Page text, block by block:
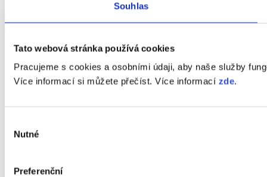
Souhlas
Tato webová stránka používá cookies
Pracujeme s cookies a osobními údaji, aby naše služby
Více informací si můžete přečíst. Více informací zde.
souhlasu
Nutné
Preferenční